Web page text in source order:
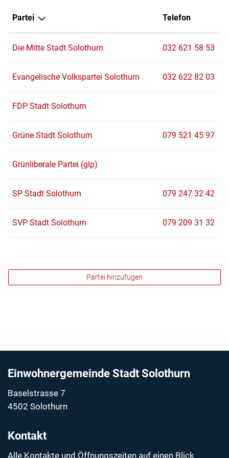
Partei Telefon
Die Mitte Stadt Solothurn 032 621 58 53
Evangelische Volkspartei Solothurn 032 622 82 03
FDP Stadt Solothurn
Grüne Stadt Solothurn 079 521 45 97
Grünliberale Partei (glp)
SP Stadt Solothurn 079 247 32 42
SVP Stadt Solothurn 079 209 31 32
Partei hinzufügen
Einwohnergemeinde Stadt Solothurn
Baselstrasse 7
4502 Solothurn
Kontakt
Alle Kontakte und Öffnungszeiten auf einen Blick